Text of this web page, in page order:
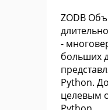
ZODB
-
больших
Python.
целевым